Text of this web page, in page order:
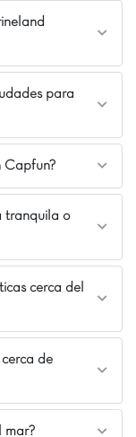
que
de arena
sendero
sucesiones
realmente
y Pals
y
¡el
es una
ir al mar
para
Capfun?
tranquila o
cerca del
de
mar?